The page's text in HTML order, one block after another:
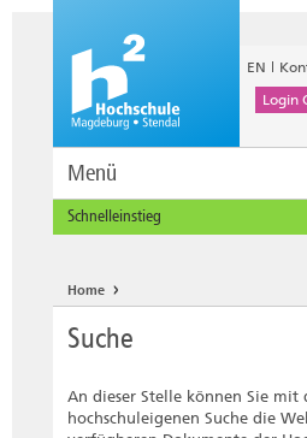
EN
Login
Menü
Schnelleinstieg
Alumni
Unternehmen und
Studierende
International
Home
Suche
An dieser Stelle können Sie mit
hochschuleigenen Suche die